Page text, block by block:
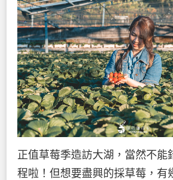
正值草莓季造訪大湖，當然不能
程啦！但想要盡興的採草莓，有